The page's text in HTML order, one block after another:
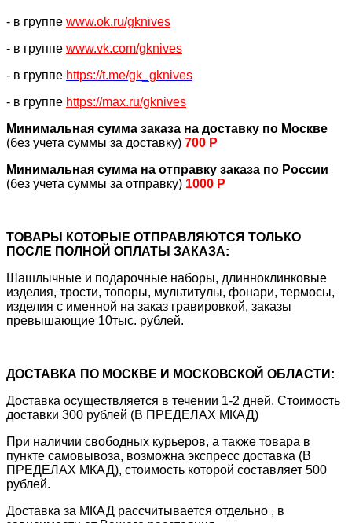
- в группе www.ok.ru/gknives
- в группе www.vk.com/gknives
- в группе https://t.me/gk_gknives
- в группе https://max.ru/gknives
Минимальная сумма заказа на доставку по Москве
(без учета суммы за доставку) 700 Р
Минимальная сумма на отправку заказа по России
(без учета суммы за отправку) 1000 Р
ТОВАРЫ КОТОРЫЕ ОТПРАВЛЯЮТСЯ ТОЛЬКО
ПОСЛЕ ПОЛНОЙ ОПЛАТЫ ЗАКАЗА:
Шашлычные и подарочные наборы, длинноклинковые
изделия, трости, топоры, мультитулы, фонари, термосы,
изделия с именной на заказ гравировкой, заказы
превышающие 10тыс. рублей.
ДОСТАВКА ПО МОСКВЕ И МОСКОВСКОЙ ОБЛАСТИ:
Доставка осуществляется в течении 1-2 дней. Стоимость
доставки 300 рублей (В ПРЕДЕЛАХ МКАД)
При наличии свободных курьеров, а также товара в
пункте самовывоза, возможна экспресс доставка (В
ПРЕДЕЛАХ МКАД), стоимость которой составляет 500
рублей.
Доставка за МКАД рассчитывается отдельно , в